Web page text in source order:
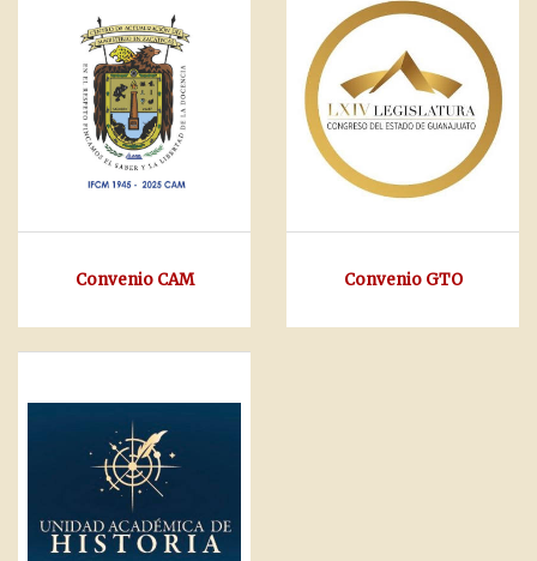
Convenio CAM Convenio GTO